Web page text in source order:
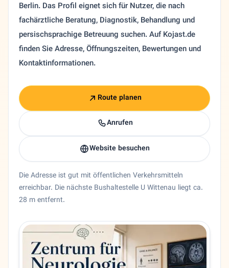
Berlin. Das Profil eignet sich für Nutzer, die nach
fachärztliche Beratung, Diagnostik, Behandlung und
persischsprachige Betreuung suchen. Auf Kojast.de
finden Sie Adresse, Öffnungszeiten, Bewertungen und
Kontaktinformationen.
Route planen
Anrufen
Website besuchen
Die Adresse ist gut mit öffentlichen Verkehrsmitteln
erreichbar. Die nächste Bushaltestelle U Wittenau liegt ca.
28 m entfernt.
Neurologie Dr. Mah Sima Mortazavi Ravari in Berlin,
Bundesland
Berlin
Stadt